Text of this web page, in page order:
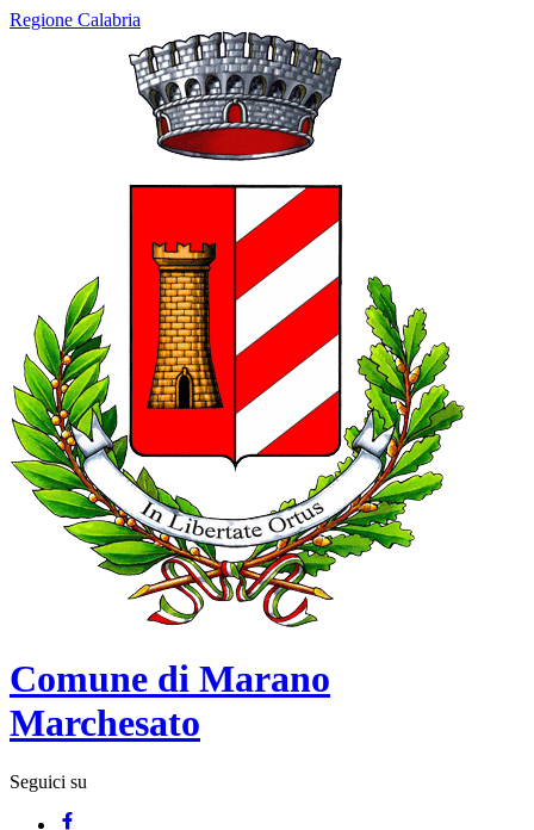
Regione Calabria
Comune di Marano
Marchesato
Seguici su